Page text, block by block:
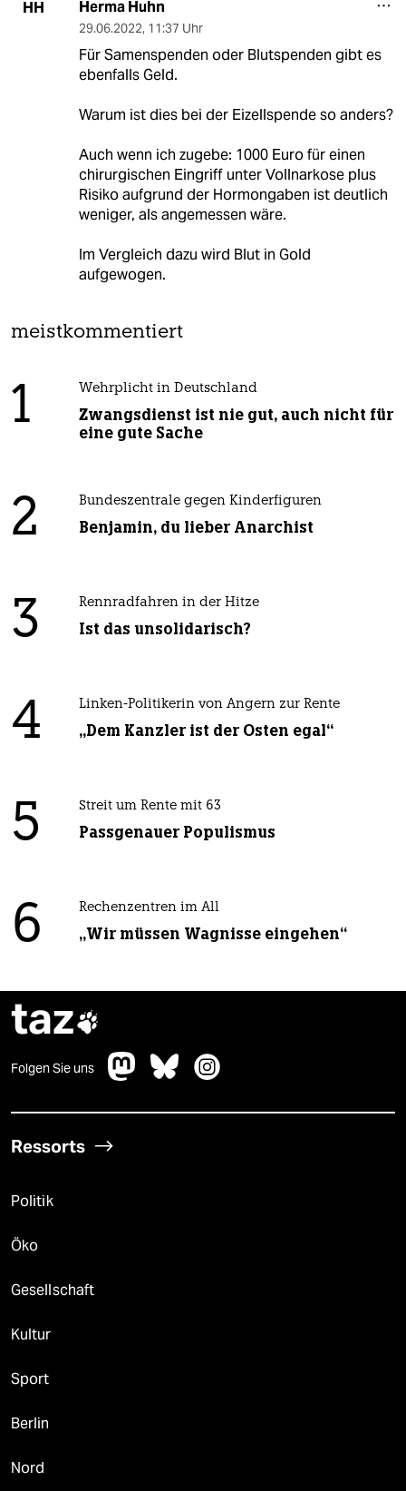
HH Herma Huhn
29.06.2022, 11:37 Uhr
Für Samenspenden oder Blutspenden gibt es
ebenfalls Geld.
Warum ist dies bei der Eizellspende so anders?
Auch wenn ich zugebe: 1000 Euro für einen
chirurgischen Eingriff unter Vollnarkose plus
Risiko aufgrund der Hormongaben ist deutlich
weniger, als angemessen wäre.
Im Vergleich dazu wird Blut in Gold
aufgewogen.
meistkommentiert
1 Wehrplicht in Deutschland
Zwangsdienst ist nie gut, auch nicht für
eine gute Sache
2 Bundeszentrale gegen Kinderfiguren
Benjamin, du lieber Anarchist
3 Rennradfahren in der Hitze
Ist das unsolidarisch?
4 Linken-Politikerin von Angern zur Rente
„Dem Kanzler ist der Osten egal“
5 Streit um Rente mit 63
Passgenauer Populismus
6 Rechenzentren im All
„Wir müssen Wagnisse eingehen“
taz
Folgen Sie uns
Ressorts
Politik
Öko
Gesellschaft
Kultur
Sport
Berlin
Nord